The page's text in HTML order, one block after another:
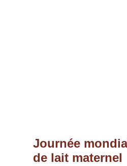
Journée
de lait maternel